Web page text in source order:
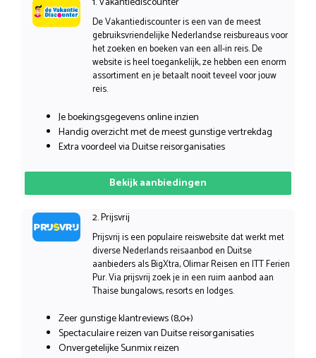
De Vakantiediscounter is een van de meest
gebruiksvriendelijke Nederlandse reisbureaus voor
het zoeken en boeken van een all-in reis. De
website is heel toegankelijk, ze hebben een enorm
assortiment en je betaalt nooit teveel voor jouw
reis.
Je boekingsgegevens online inzien
Handig overzicht met de meest gunstige vertrekdag
Extra voordeel via Duitse reisorganisaties
Bekijk aanbiedingen
2. Prijsvrij
Prijsvrij is een populaire reiswebsite dat werkt met
diverse Nederlands reisaanbod en Duitse
aanbieders als BigXtra, Olimar Reisen en ITT Ferien
Pur. Via prijsvrij zoek je in een ruim aanbod aan
Thaise bungalows, resorts en lodges.
Zeer gunstige klantreviews (8,0+)
Spectaculaire reizen van Duitse reisorganisaties
Onvergetelijke Sunmix reizen